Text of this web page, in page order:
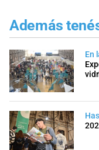
Además
En